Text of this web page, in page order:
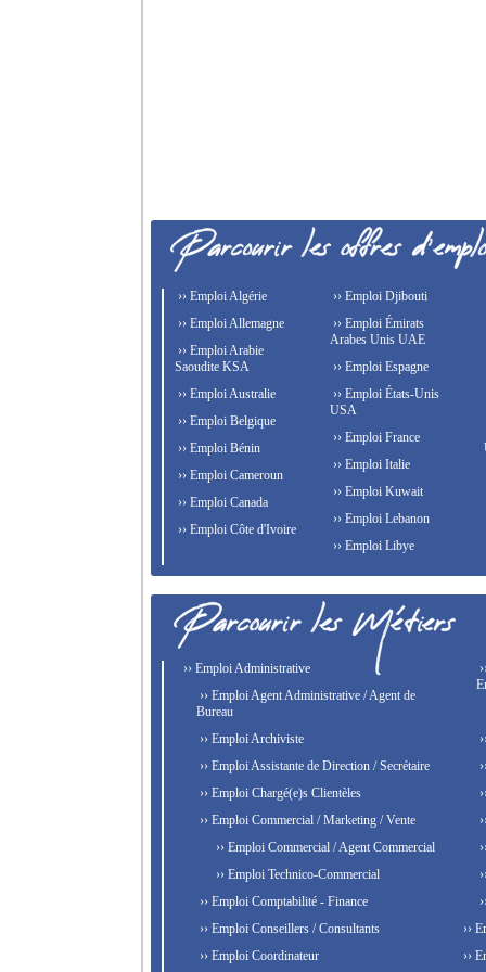
›› Emploi Algérie
›› Emploi Allemagne
›› Emploi Arabie
Saoudite KSA
›› Emploi Australie
›› Emploi Belgique
›› Emploi Bénin
›› Emploi Cameroun
›› Emploi Canada
›› Emploi Côte d'Ivoire
›› Emploi Djibouti
›› Emploi Émirats
Arabes Unis UAE
›› Emploi Espagne
›› Emploi États-Unis
USA
›› Emploi France
›› Emploi Italie
›› Emploi Kuwait
›› Emploi Lebanon
›› Emploi Libye
›› Emploi Administrative
›› Emploi Agent Administrative / Agent de
Bureau
›› Emploi Archiviste
›› Emploi Assistante de Direction / Secrétaire
›› Emploi Chargé(e)s Clientèles
›› Emploi Commercial / Marketing / Vente
›› Emploi Commercial / Agent Commercial
›› Emploi Technico-Commercial
›› Emploi Comptabilité - Finance
›› Emploi Conseillers / Consultants
›› Emploi Coordinateur
››
››